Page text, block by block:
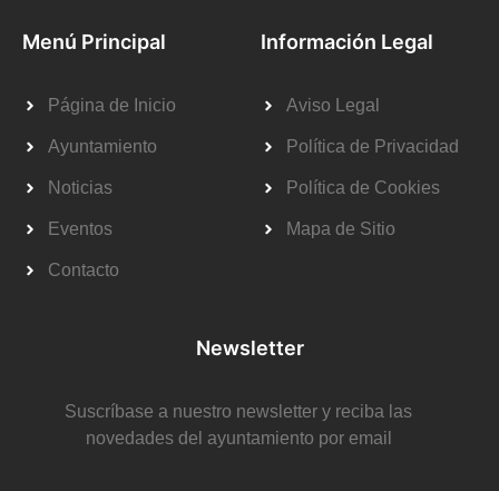
Menú Principal
Página de Inicio
Ayuntamiento
Noticias
Eventos
Contacto
Información Legal
Aviso Legal
Política de Privacidad
Política de Cookies
Mapa de Sitio
Newsletter
Suscríbase a nuestro newsletter y reciba las
novedades del ayuntamiento por email